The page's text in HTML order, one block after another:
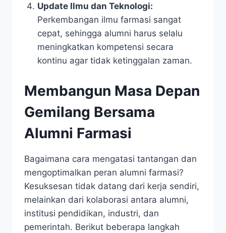
Update Ilmu dan Teknologi:
Perkembangan ilmu farmasi sangat
cepat, sehingga alumni harus selalu
meningkatkan kompetensi secara
kontinu agar tidak ketinggalan zaman.
Membangun Masa Depan
Gemilang Bersama
Alumni Farmasi
Bagaimana cara mengatasi tantangan dan
mengoptimalkan peran alumni farmasi?
Kesuksesan tidak datang dari kerja sendiri,
melainkan dari kolaborasi antara alumni,
institusi pendidikan, industri, dan
pemerintah. Berikut beberapa langkah